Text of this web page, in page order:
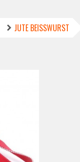
JUTE BEISSWURST F